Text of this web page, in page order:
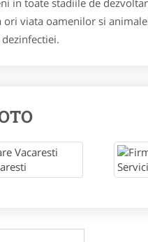
ori viata oamenilor si